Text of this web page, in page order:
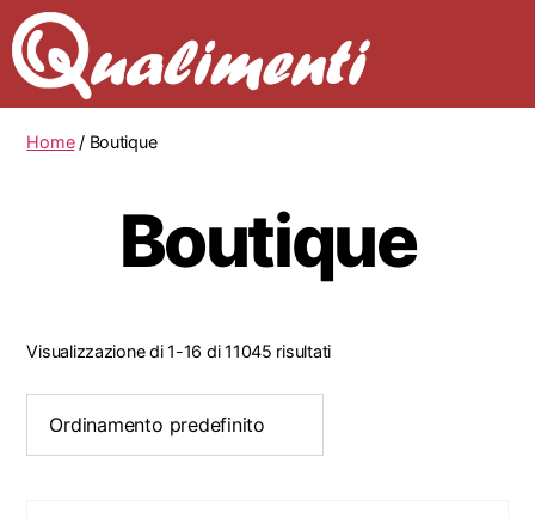
Home/ Boutique
Boutique
Visualizzazione di 1-16 di 11045 risultati